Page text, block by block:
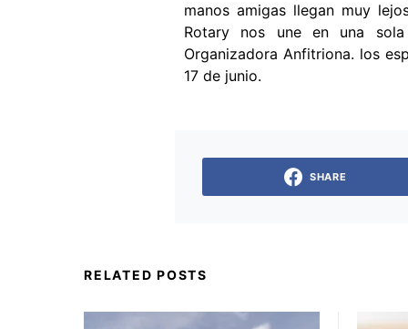
manos amigas llegan muy
Rotary nos une en una
Organizadora Anfitriona. los
17 de junio.
SHARE
RELATED POSTS